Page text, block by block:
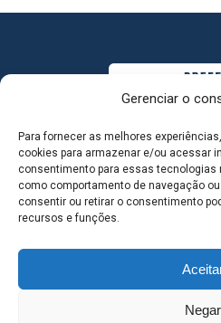
Gerenciar o
Para fornecer as melhores
cookies para armazenar e/ou acessar
consentimento para essas tecnologias
como comportamento de navegação
consentir ou retirar o consentimento
recursos e funções.
Negar
MAPA DO SITE
SEDE DO